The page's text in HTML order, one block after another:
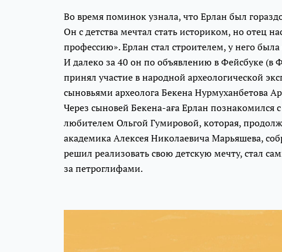
Во время поминок узнала, что Ерлан был
Он с детства мечтал стать историком, но отец
профессию». Ерлан стал строителем, у него
И далеко за 40 он по объявлению в Фейсбуке (в
принял участие в народной археологической
сыновьями археолога Бекена Нурмуханбетова
Через сыновей Бекена-аға Ерлан познакомился
любителем Ольгой Гумировой, которая,
академика Алексея Николаевича Марьяшева,
решил реализовать свою детскую мечту, стал
за петроглифами.